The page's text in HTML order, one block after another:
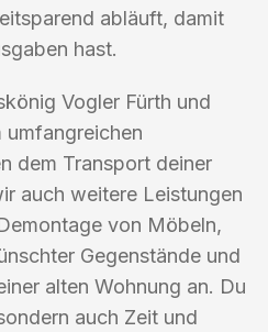
abläuft, damit
hast.
Vogler Fürth und
umfangreichen
dem Transport deiner
auch weitere Leistungen
von Möbeln,
Gegenstände und
alten Wohnung an. Du
auch Zeit und